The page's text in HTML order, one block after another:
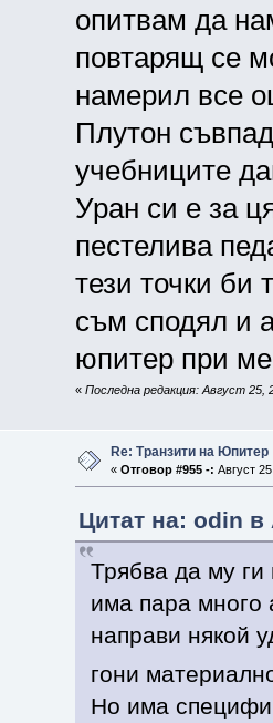
опитвам да
повтарящ се
намерил все
Плутон
учебниците
Уран си е за
пестелива
тези точки би
съм сподял и
юпитер при
« Последна редакция: Август 25,
Re: Транзити на Юпитер
« Отговор #955 -: Август
Цитат на: odin в
Трябва да му ги
има пара
направи някой
гони
Но има